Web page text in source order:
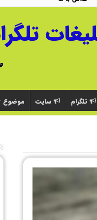
تلگرام سایت موضوع